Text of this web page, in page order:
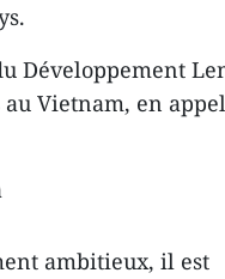
Développement
Vietnam, en
ambitieux, il est